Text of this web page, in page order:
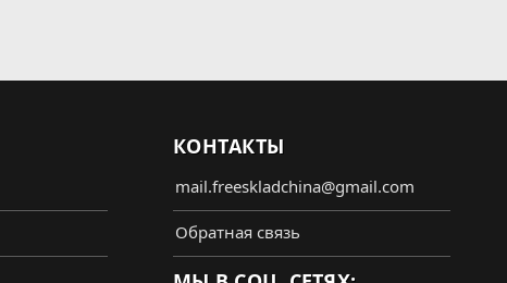
КОНТАКТЫ
mail.freeskladchina@gmail.com
Обратная связь